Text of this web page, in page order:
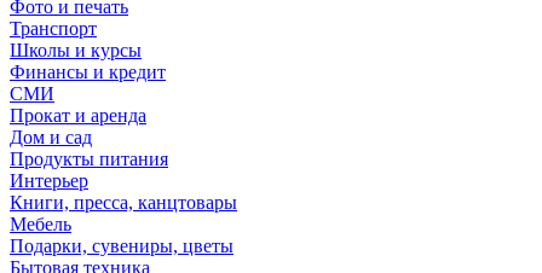
Фото и печать
Транспорт
Школы и курсы
Финансы и кредит
СМИ
Прокат и аренда
Дом и сад
Продукты питания
Интерьер
Книги, пресса, канцтовары
Мебель
Подарки, сувениры, цветы
Бытовая техника